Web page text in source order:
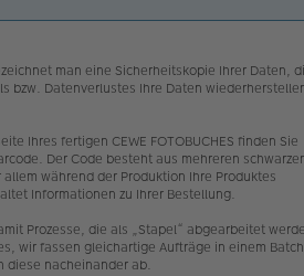
man eine Sicherheitskopie Ihrer Daten,
bzw. Datenverlustes Ihre Daten
Ihres fertigen CEWE FOTOBUCHES finden Sie
Der Code besteht aus mehreren
während der Produktion Ihre Produktes
Informationen zu Ihrer Bestellung.
Prozesse, die als „Stapel“ abgearbeitet
wir fassen gleichartige Aufträge in einem Batch
diese nacheinander ab.